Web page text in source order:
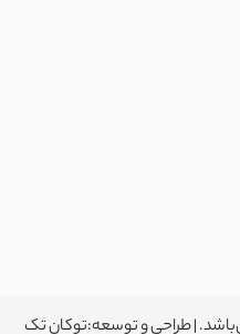
| طراحی و توسعه:توکان تک